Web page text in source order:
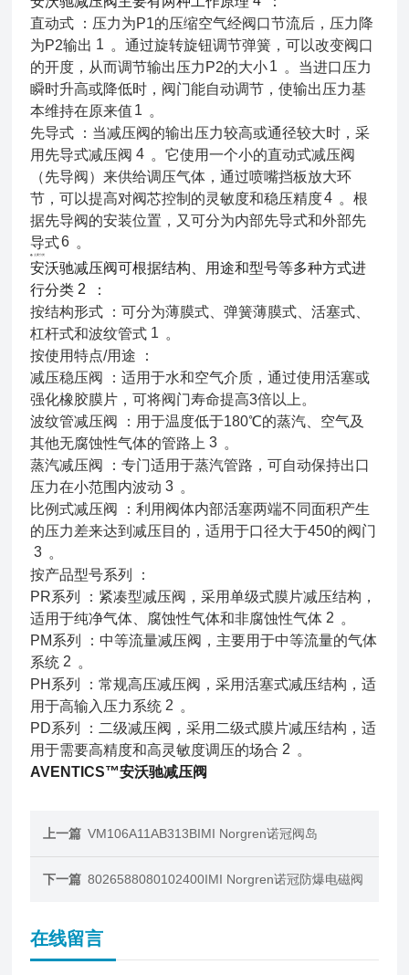
直动式 ：压力为P1的压缩空气经阀口节流后，压力降
为P2输出 1 。通过旋转旋钮调节弹簧，可以改变阀口
的开度，从而调节输出压力P2的大小1 。当进口压力
瞬时升高或降低时，阀门能自动调节，使输出压力基
本维持在原来值 1 。
先导式 ：当减压阀的输出压力较高或通径较大时，采
用先导式减压阀 4 。它使用一个小的直动式减压阀
（先导阀）来供给调压气体，通过喷嘴挡板放大环
节，可以提高对阀芯控制的灵敏度和稳压精度4 。根
据先导阀的安装位置，又可分为内部先导式和外部先
导式6 。
📚 主要分类
安沃驰减压阀可根据结构、用途和型号等多种方式进
行分类 2
：
按结构形式 ：可分为薄膜式、弹簧薄膜式、活塞式、
杠杆式和波纹管式 1 。
按使用特点/用途 ：
减压稳压阀 ：适用于水和空气介质，通过使用活塞或
强化橡胶膜片，可将阀门寿命提高3倍以上。
波纹管减压阀 ：用于温度低于180℃的蒸汽、空气及
其他无腐蚀性气体的管路上 3 。
蒸汽减压阀 ：专门适用于蒸汽管路，可自动保持出口
压力在小范围内波动 3 。
比例式减压阀 ：利用阀体内部活塞两端不同面积产生
的压力差来达到减压目的，适用于口径大于450的阀门
3 。
按产品型号系列 ：
PR系列 ：紧凑型减压阀，采用单级式膜片减压结构，
适用于纯净气体、腐蚀性气体和非腐蚀性气体 2 。
PM系列 ：中等流量减压阀，主要用于中等流量的气体
系统 2 。
PH系列 ：常规高压减压阀，采用活塞式减压结构，适
用于高输入压力系统 2 。
PD系列 ：二级减压阀，采用二级式膜片减压结构，适
用于需要高精度和高灵敏度调压的场合 2 。
AVENTICS™安沃驰减压阀
上一篇 VM106A11AB313BIMI Norgren诺冠阀岛
下一篇 8026588080102400IMI Norgren诺冠防爆电磁阀
在线留言